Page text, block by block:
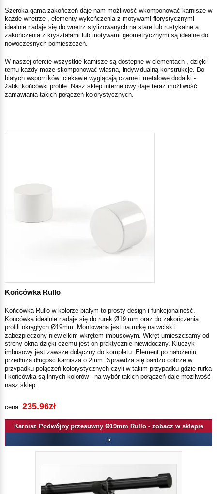
Szeroka gama zakończeń daje nam możliwość wkomponować karnisze w
każde wnętrze , elementy wykończenia z motywami florystycznymi
idealnie nadaje się do wnętrz stylizowanych na stare lub rustykalne a
zakończenia z kryształami lub motywami geometrycznymi są idealne do
nowoczesnych pomieszczeń.
W naszej ofercie wszystkie karnisze są dostępne w elementach , dzięki
temu każdy może skomponować własną, indywidualną konstrukcje. Do
białych wsporników ciekawie wyglądają czarne i metalowe dodatki -
żabki końcówki profile. Nasz sklep internetowy daje teraz możliwość
zamawiania takich połączeń kolorystycznych.
Końcówka Rullo
Końcówka Rullo w kolorze białym to prosty design i funkcjonalność.
Końcówka idealnie nadaje się do rurek Ø19 mm oraz do zakończenia
profili okrągłych Ø19mm. Montowana jest na rurkę na wcisk i
zabezpieczony niewielkim wkrętem imbusowym. Wkręt umieszczamy od
strony okna dzięki czemu jest on praktycznie niewidoczny. Kluczyk
imbusowy jest zawsze dołączny do kompletu. Element po nałożeniu
przedłuża długość karnisza o 2mm. Sprawdza się bardzo dobrze w
przypadku połączeń kolorystycznych czyli w takim przypadku gdzie rurka
i końcówka są innych kolorów - na wybór takich połączeń daje możliwość
nasz sklep.
cena: 235.96zł
Karnisz Podwójny przesuwny Ø19mm Rullo - zobacz w sklepie
»